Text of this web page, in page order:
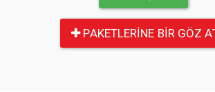
PAKETLERINE BIR GÖZ